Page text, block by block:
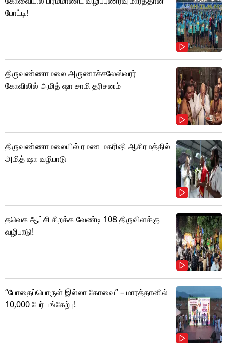
போட்டி!
திருவண்ணாமலை அருணாச்சலேஸ்வரர்
கோவிலில் அமித் ஷா சாமி தரிசனம்
திருவண்ணாமலையில் ரமண மகரிஷி ஆசிரமத்தில்
அமித் ஷா வழிபாடு
தவெக ஆட்சி சிறக்க வேண்டி 108 திருவிளக்கு
வழிபாடு!
“போதைப்பொருள் இல்லா கோவை” – மாரத்தானில்
10,000 பேர் பங்கேற்பு!